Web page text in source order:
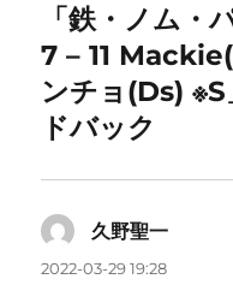
「鉄・ノム
7 – 11
ンチョ(Ds)
ドバック
久野聖一
2022-03-29 19:28